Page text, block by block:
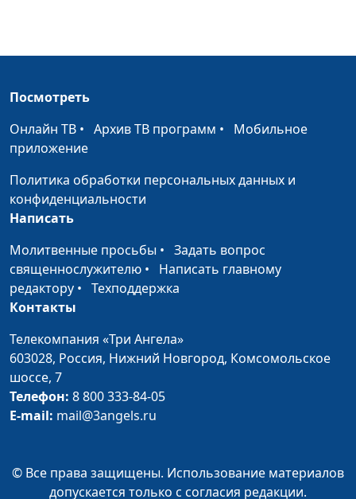
Закон и обещание
Юлия Синицына,
Завет веры
Юлия Синицына,
Праведность Божья
Авторитетная личность
Юлия Синицына,
Весть свободы
Иван Лобанов,
Святой Дух как личность в
Суббота в Евангелии от
Юлия Синицына,
Посмотреть
Онлайн ТВ • Архив ТВ программ • Мобильное
приложение
Политика обработки персональных данных и
конфиденциальности
Написать
Молитвенные просьбы • Задать вопрос
священнослужителю • Написать главному
редактору • Техподдержка
Контакты
Телекомпания «Три Ангела»
603028, Россия, Нижний Новгород, Комсомольское
шоссе, 7
Телефон: 8 800 333-84-05
E-mail: mail@3angels.ru
© Все права защищены. Использование материалов
допускается только с согласия редакции.